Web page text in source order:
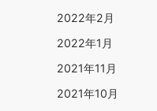
2022年2月
2022年1月
2021年11月
2021年10月